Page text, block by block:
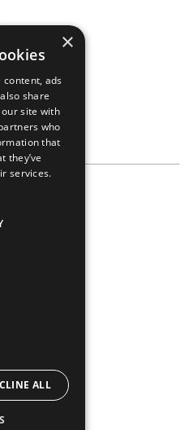
×
content, ads
share
site with
who
that
they’ve
services.
ALL